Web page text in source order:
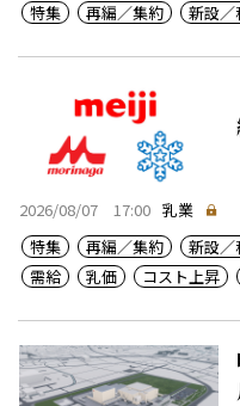
特集
再編／集約 新設／
2026/08/07 17:00 乳業
特集
再編／集約 新設／
需給
乳価 コスト上昇